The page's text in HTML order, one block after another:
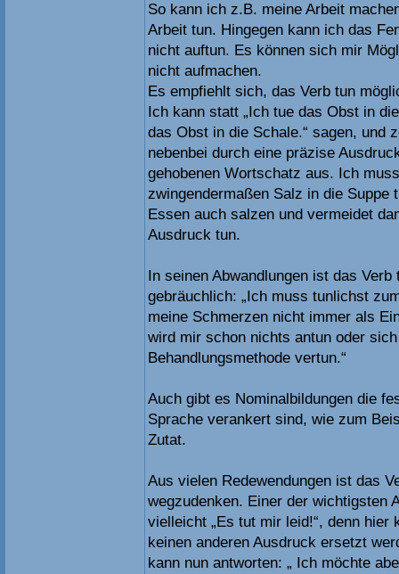
So kann ich z.B. meine Arbeit
Arbeit tun. Hingegen kann ich das
nicht auftun. Es können sich mir
nicht aufmachen.
Es empfiehlt sich, das Verb tun
Ich kann statt „Ich tue das Obst in
das Obst in die Schale.“ sagen, und
nebenbei durch eine präzise
gehobenen Wortschatz aus. Ich
zwingendermaßen Salz in die Suppe
Essen auch salzen und vermeidet
Ausdruck tun.
In seinen Abwandlungen ist das Verb
gebräuchlich: „Ich muss tunlichst
meine Schmerzen nicht immer als
wird mir schon nichts antun oder
Behandlungsmethode vertun.“
Auch gibt es Nominalbildungen die
Sprache verankert sind, wie zum
Zutat.
Aus vielen Redewendungen ist das
wegzudenken. Einer der wichtigsten
vielleicht „Es tut mir leid!“, denn hier
keinen anderen Ausdruck ersetzt
kann nun antworten: „ Ich möchte